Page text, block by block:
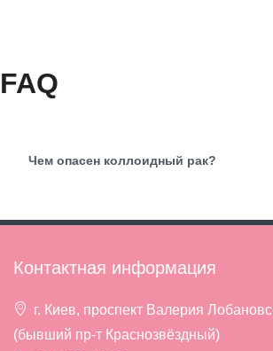
FAQ
Чем опасен коллоидный рак?
Контактная информация
г. Киев, проспект Валерия
(бывший пр-т Краснозвёздный)